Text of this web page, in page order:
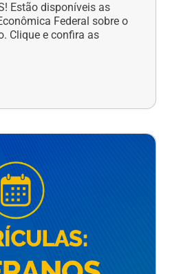
Estão disponíveis as
Federal sobre o
Clique e confira as